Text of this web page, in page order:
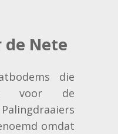
de Nete
die
voor de
omdat